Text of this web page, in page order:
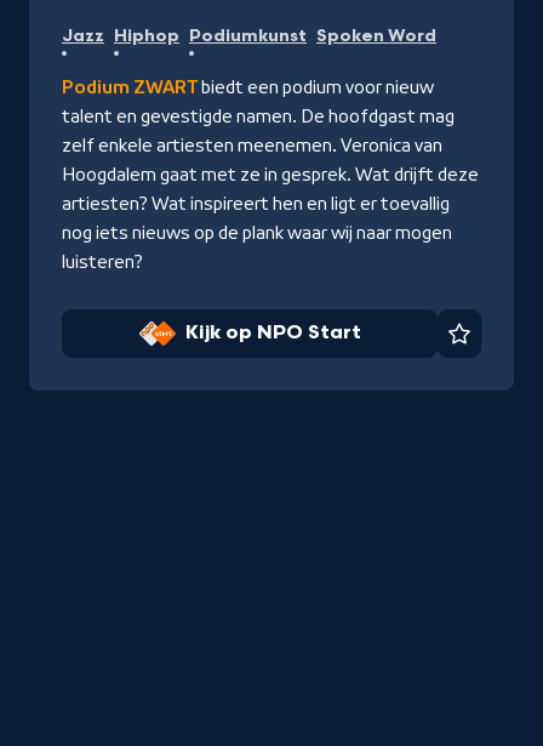
op
NPO
Start
Jazz Hiphop Podiumkunst Spoken Word
Podium ZWARTbiedt een podium voor nieuw
talent en gevestigde namen. De hoofdgast mag
zelf enkele artiesten meenemen. Veronica van
Hoogdalem gaat met ze in gesprek. Wat drijft deze
artiesten? Wat inspireert hen en ligt er toevallig
nog iets nieuws op de plank waar wij naar mogen
luisteren?
Kijk op NPO Start